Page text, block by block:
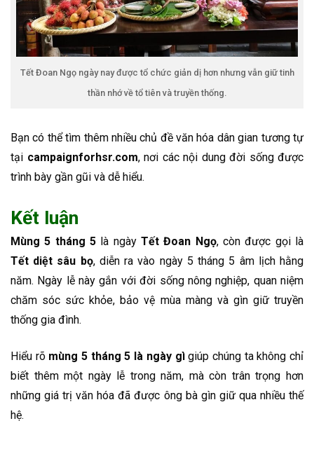
Tết Đoan Ngọ ngày nay được tổ chức giản dị hơn nhưng vẫn giữ tinh
thần nhớ về tổ tiên và truyền thống.
Bạn có thể tìm thêm nhiều chủ đề văn hóa dân gian tương tự
tại campaignforhsr.com, nơi các nội dung đời sống được
trình bày gần gũi và dễ hiểu.
Kết luận
Mùng 5 tháng 5 là ngày Tết Đoan Ngọ, còn được gọi là
Tết diệt sâu bọ, diễn ra vào ngày 5 tháng 5 âm lịch hằng
năm. Ngày lễ này gắn với đời sống nông nghiệp, quan niệm
chăm sóc sức khỏe, bảo vệ mùa màng và gìn giữ truyền
thống gia đình.
Hiểu rõ mùng 5 tháng 5 là ngày gìgiúp chúng ta không chỉ
biết thêm một ngày lễ trong năm, mà còn trân trọng hơn
những giá trị văn hóa đã được ông bà gìn giữ qua nhiều thế
hệ.